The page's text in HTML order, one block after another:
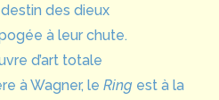
des dieux
à leur chute.
d’art totale
à Wagner, le Ring est à la